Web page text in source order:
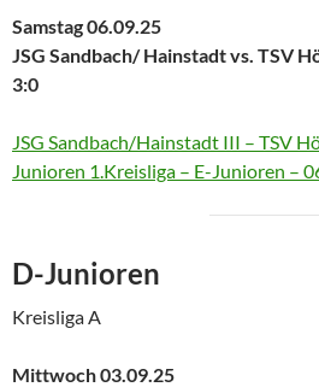
Samstag 06.09.25
JSG Sandbach/ Hainstadt vs. TSV
3:0
JSG Sandbach/Hainstadt III – TSV
Junioren 1.Kreisliga – E-Junioren –
D-Junioren
Kreisliga A
Mittwoch 03.09.25